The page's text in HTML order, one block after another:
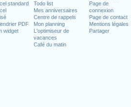
standard
PDF
widget
Todo list
Mes anniversaires
Centre de rappels
Mon planning
L'optimiseur de
vacances
Café du matin
Page de
connexion
Page de contact
Mentions légales
Partager